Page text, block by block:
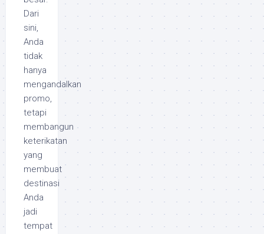
Dari
sini,
Anda
tidak
hanya
mengandalkan
promo,
tetapi
membangun
keterikatan
yang
membuat
destinasi
Anda
jadi
tempat